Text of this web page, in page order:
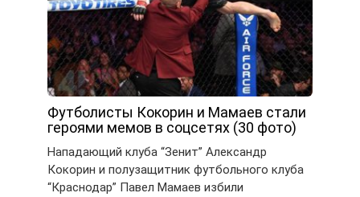
Футболисты Кокорин и Мамаев стали
героями мемов в соцсетях (30 фото)
Нападающий клуба “Зенит” Александр
Кокорин и полузащитник футбольного клуба
“Краснодар” Павел Мамаев избили